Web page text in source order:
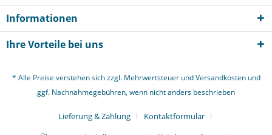
Bauunternehmen, kommunale Betriebshöfe,
Logistikstandorte und Werkstätten ist eine stationäre
regelmäßige Betankungsvorgänge, eine strukturierte
Kategorie richtet sich ausschließlich an Gewerbetreibende,
Behörden und Institutionen, die eine belastbare Tanklösung
Bauweise, passende Ausstattung und einen
Informationen
Ihre Vorteile bei uns
* Alle Preise verstehen sich zzgl. Mehrwertsteuer undVersandkostenund
ggf. Nachnahmegebühren, wenn nicht anders beschrieben
Lieferung & Zahlung
Kontaktformular